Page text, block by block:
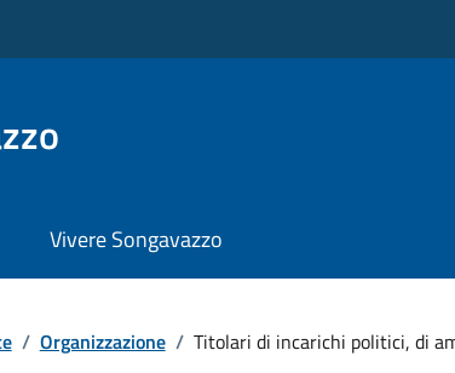
Vivere Songavazzo
/ Organizzazione / Titolari di incarichi politici, di